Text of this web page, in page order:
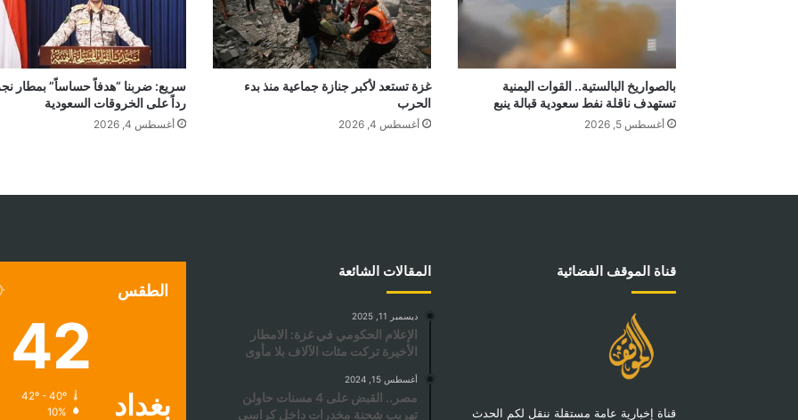
بالصواريخ البالستية.. القوات اليمنية
تستهدف ناقلة نفط سعودية قبالة ينبع
أغسطس 5, 2026
غزة تستعد لأكبر جنازة جماعية منذ بدء
الحرب
أغسطس 4, 2026
سريع: ضربنا “هدفاً حساساً” بمطار
رداً على الخروقات السعودية
أغسطس 4, 2026
قناة الموقف الفضائية
قناة إخبارية عامة مستقلة ننقل لكم الحدث
المقالات الشائعة
ديسمبر 11, 2025
الإعلام الحكومي في غزة: الامطار
الأخيرة تركت مئات الآلاف بلا مأوى
أغسطس 15, 2024
مصر.. القبض على 4 مسنات حاولن
تهريب شحنة مخدرات داخل كراسي
الطقس
بغداد
42
42º - 40º
10%